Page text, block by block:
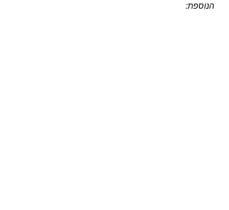
הנוספת: